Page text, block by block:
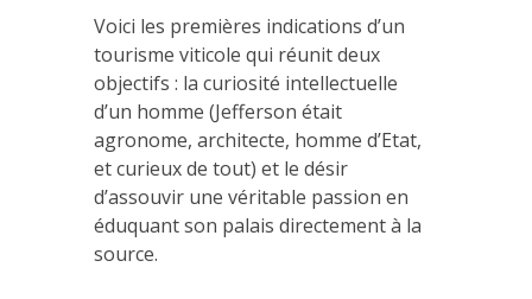
Voici les premières indications d’un
tourisme viticole qui réunit deux
objectifs : la curiosité intellectuelle
d’un homme (Jefferson était
agronome, architecte, homme d’Etat,
et curieux de tout) et le désir
d’assouvir une véritable passion en
éduquant son palais directement à la
source.